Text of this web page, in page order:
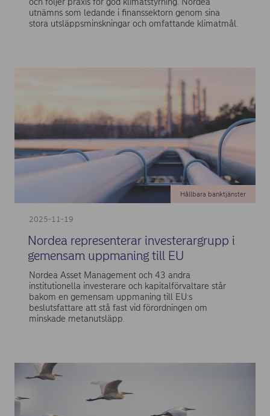
utnämns som ledande i finanssektorn genom sina
stora utsläppsminskningar och omfattande klimatmål.
2025-11-19
Hållbara banktjänster
Nordea representerar investerargrupp i
gemensam uppmaning till EU
Nordea Asset Management och 43 andra
institutionella investerare och kapitalförvaltare står
bakom en gemensam uppmaning till EU:s
beslutsfattare att stå fast vid förordningen om
minskade metanutsläpp.